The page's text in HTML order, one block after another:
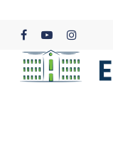
content
facebookyoutubeinstagram